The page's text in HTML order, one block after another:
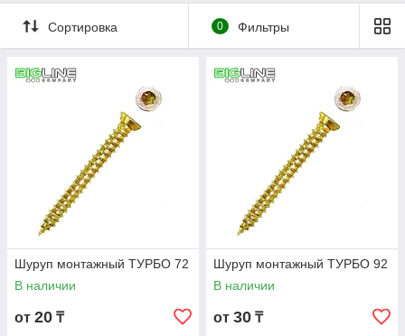
Сортировка 0 Фильтры
Шуруп монтажный ТУРБО 72
В наличии
от 20 ₸
Шуруп монтажный ТУРБО 92
В наличии
от 30 ₸